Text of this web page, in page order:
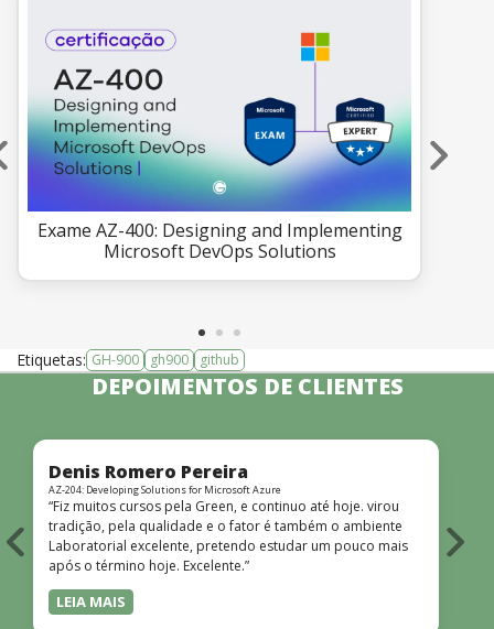
Exame AZ-400: Designing and Implementing
Microsoft DevOps Solutions
Etiquetas: GH-900 gh900 github
DEPOIMENTOS DE CLIENTES
Denis Romero Pereira
AZ-204: Developing Solutions for Microsoft Azure
“Fiz muitos cursos pela Green, e continuo até hoje. virou
tradição, pela qualidade e o fator é também o ambiente
Laboratorial excelente, pretendo estudar um pouco mais
após o término hoje. Excelente.”
LEIA MAIS